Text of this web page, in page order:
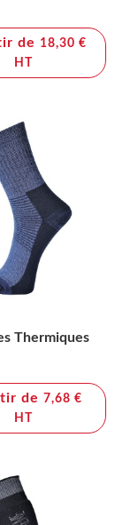
de 18,30 €
HT
Thermiques
de7,68 €
HT